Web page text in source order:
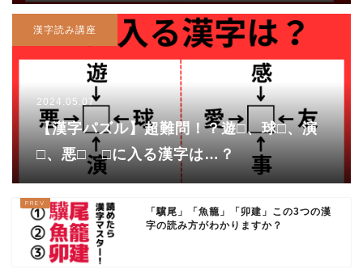
漢字読み講座
2024.05.07
【漢字パズル】超難問！？遊□、球□、演
□、悪□ □に入る漢字は…？
「驥尾」「魚籠」「卯建」この3つの漢
字の読み方がわかりますか？